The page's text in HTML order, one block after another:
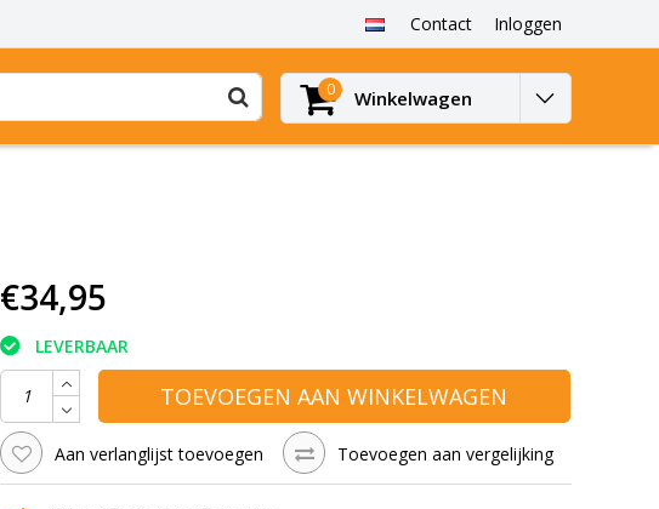
Contact Inloggen
0 Winkelwagen
€34,95
LEVERBAAR
TOEVOEGEN AAN WINKELWAGEN
Aan verlanglijst toevoegen Toevoegen aan vergelijking